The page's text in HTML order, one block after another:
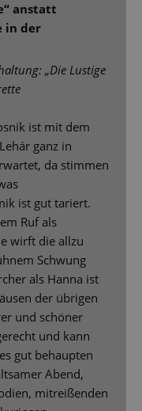
anstatt
in der
„Die Lustige
ist mit dem
ganz in
da stimmen
ist gut tariert.
Ruf als
wirft die allzu
Schwung
als Hanna ist
der übrigen
und schöner
und kann
gut behaupten
Abend,
mitreißenden